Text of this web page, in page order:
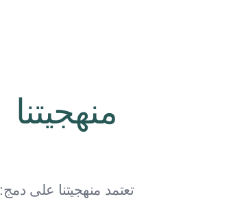
منهجيتنا
تعتمد منهجيتنا على دمج: